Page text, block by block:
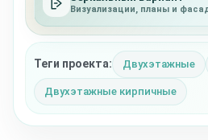
Визуализации, планы и
Теги проекта: Двухэтажные
Двухэтажные кирпичные